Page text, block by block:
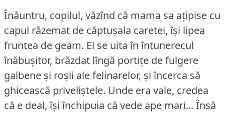
Înăuntru, copilul, văzînd că mama sa ațipise cu
capul răzemat de căptușala caretei, își lipea
fruntea de geam. El se uita în întunerecul
înăbușitor, brăzdat lîngă portițe de fulgere
galbene și roșii ale felinarelor, și încerca să
ghicească priveliștele. Unde era vale, credea
că e deal, își închipuia că vede ape mari... Însă